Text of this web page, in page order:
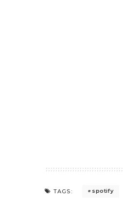
TAGS: spotify